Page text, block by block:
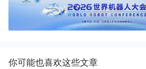
你可能也喜欢这些文章